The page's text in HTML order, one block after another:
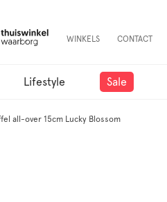
WINKELS CONTACT
Lifestyle Sale
all-over 15cm Lucky Blossom